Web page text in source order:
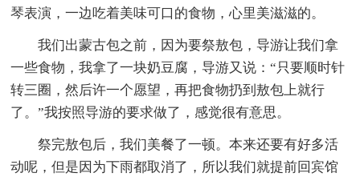
琴表演，一边吃着美味可口的食物，心里美滋滋的。
我们出蒙古包之前，因为要祭敖包，导游让我们拿
一些食物，我拿了一块奶豆腐，导游又说：“只要顺时针
转三圈，然后许一个愿望，再把食物扔到敖包上就行
了。”我按照导游的要求做了，感觉很有意思。
祭完敖包后，我们美餐了一顿。本来还要有好多活
动呢，但是因为下雨都取消了，所以我们就提前回宾馆